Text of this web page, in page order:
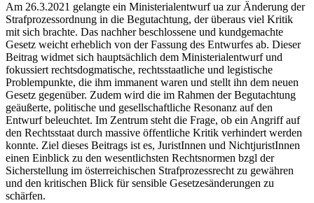
Am 26.3.2021 gelangte ein Ministerialentwurf ua zur Änderung der
Strafprozessordnung in die Begutachtung, der überaus viel Kritik
mit sich brachte. Das nachher beschlossene und kundgemachte
Gesetz weicht erheblich von der Fassung des Entwurfes ab. Dieser
Beitrag widmet sich hauptsächlich dem Ministerialentwurf und
fokussiert rechtsdogmatische, rechtsstaatliche und legistische
Problempunkte, die ihm immanent waren und stellt ihn dem neuen
Gesetz gegenüber. Zudem wird die im Rahmen der Begutachtung
geäußerte, politische und gesellschaftliche Resonanz auf den
Entwurf beleuchtet. Im Zentrum steht die Frage, ob ein Angriff auf
den Rechtsstaat durch massive öffentliche Kritik verhindert werden
konnte. Ziel dieses Beitrags ist es, JuristInnen und NichtjuristInnen
einen Einblick zu den wesentlichsten Rechtsnormen bzgl der
Sicherstellung im österreichischen Strafprozessrecht zu gewähren
und den kritischen Blick für sensible Gesetzesänderungen zu
schärfen.